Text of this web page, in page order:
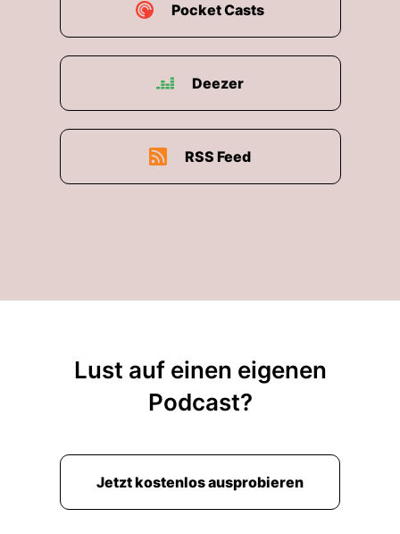
Pocket Casts
Deezer
RSS Feed
Lust auf einen eigenen
Podcast?
Jetzt kostenlos ausprobieren